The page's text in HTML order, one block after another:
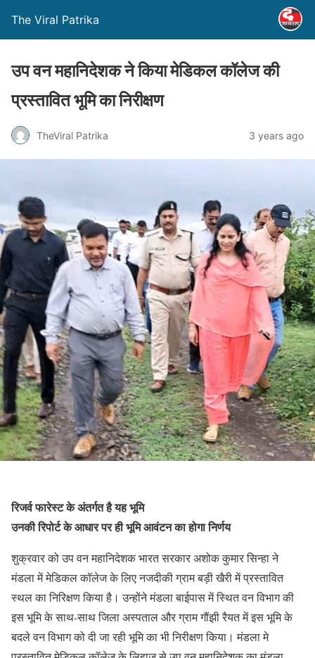
The Viral Patrika
उप वन महानिदेशक ने किया मेडिकल कॉलेज की
प्रस्तावित भूमि का निरीक्षण
TheViral Patrika 3 years ago
रिजर्व फारेस्ट के अंतर्गत है यह भूमि
उनकी रिपोर्ट के आधार पर ही भूमि आवंटन का होगा निर्णय
शुक्रवार को उप वन महानिदेशक भारत सरकार अशोक कुमार सिन्हा ने
मंडला में मेडिकल कॉलेज के लिए नजदीकी ग्राम बड़ी खैरी में प्रस्तावित
स्थल का निरिक्षण किया है। उन्होंने मंडला बाईपास में स्थित वन विभाग की
इस भूमि के साथ-साथ जिला अस्पताल और ग्राम गौंझी रैयत में इस भूमि के
बदले वन विभाग को दी जा रही भूमि का भी निरीक्षण किया। मंडला मे